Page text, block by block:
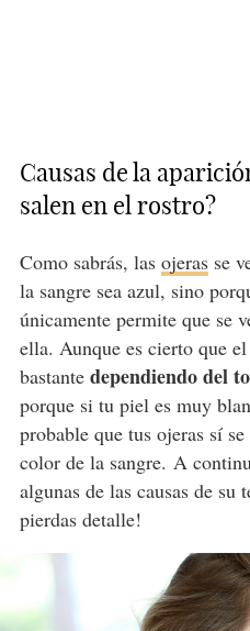
Causas de la
salen en el rostro?
Como sabrás, las ojerasse
la sangre sea azul, sino
únicamente permite que se
ella. Aunque es cierto que
bastante dependiendo del
porque si tu piel es muy
probable que tus ojeras sí
color de la sangre. A
algunas de las causas de su
pierdas detalle!